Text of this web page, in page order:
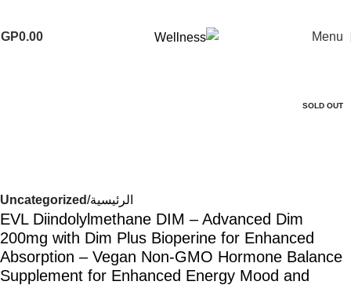
Menu
0.00
SOLD OUT
الرئيسية Uncategorized
EVL Diindolylmethane DIM – Advanced Dim
200mg with Dim Plus Bioperine for Enhanced
Absorption – Vegan Non-GMO Hormone Balance
Supplement for Enhanced Energy Mood and